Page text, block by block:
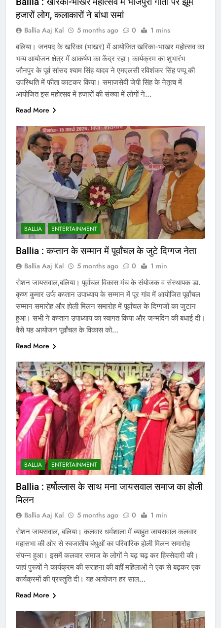
हजारों लोग, कलाकारों ने बांधा समां
Ballia Aaj Kal 5 months ago 0 1 mins
बलिया। जनपद के खरिका (भाखर) में आयोजित खरिका-भाखर महोत्सव का
भव्य आयोजन क्षेत्र में आकर्षण का केंद्र रहा। कार्यक्रम का शुभारंभ
जौनपुर के पूर्व सांसद श्याम सिंह यादव ने एमएलसी रविशंकर सिंह पप्पू की
उपस्थिति में फीता काटकर किया। समाजसेवी जेपी सिंह के नेतृत्व में
आयोजित इस महोत्सव में हजारों की संख्या में लोगों ने…
Read More
BALLIA ENTERTAINMENT
Ballia : कप्तान के सम्मान में पूर्वांचल के जुटे दिग्गज नेता
Ballia Aaj Kal 5 months ago 0 1 min
रोशन जायसवाल,बलिया। पूर्वांचल विकास मंच के संयोजक व संस्थापक डा.
कृष्ण कुमार उर्फ कप्तान उपाध्याय के सम्मान में पूर गांव में आयोजित पूर्वांचल
सम्मान समारोह और होली मिलन समारोह में पूर्वांचल के दिग्गजों का जुटान
हुआ। सभी ने कप्तान उपाध्याय का स्वागत किया और जन्मदिन की बधाई दी।
वैसे यह आयोजन पूर्वांचल के विकास को…
Read More
BALLIA ENTERTAINMENT
Ballia : हर्षोल्लास के साथ मना जायसवाल समाज का होली
मिलन
Ballia Aaj Kal 5 months ago 0 1 min
रोशन जायसवाल, बलिया। कलवार धर्मशाला में ब्याहुत जायसवाल कलवार
महासभा की ओर से स्वजातीय बंधुओं का परिवारिक होली मिलन समारोह
संपन्न हुआ। इसमें कलवार समाज के लोगों ने बढ़ चढ़ कर हिस्सेदारी की।
जहां पुरूषों ने कार्यक्रम की सराहना की वहीं महिलाओं ने एक से बढ़कर एक
कार्यक्रमों की प्रस्तुति दी। यह आयोजन हर साल…
Read More